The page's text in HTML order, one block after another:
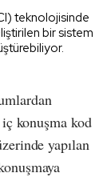
teknolojisinde
bir sistem
konuşma kod
yapılan